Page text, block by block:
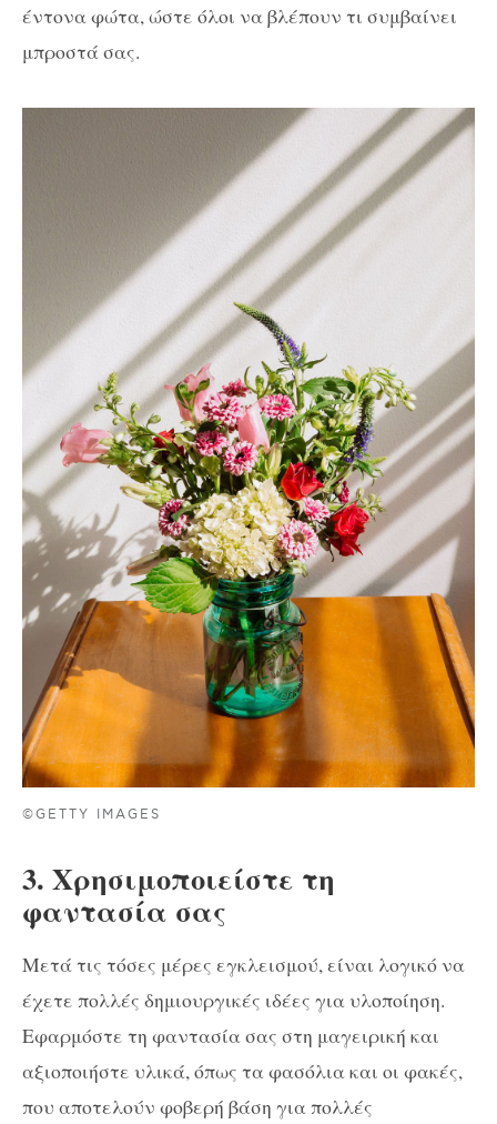
έντονα φώτα, ώστε όλοι να βλέπουν τι συμβαίνει
μπροστά σας.
©GETTY IMAGES
3. Χρησιμοποιείστε τη
φαντασία σας
Μετά τις τόσες μέρες εγκλεισμού, είναι λογικό να
έχετε πολλές δημιουργικές ιδέες για υλοποίηση.
Εφαρμόστε τη φαντασία σας στη μαγειρική και
αξιοποιήστε υλικά, όπως τα φασόλια και οι φακές,
που αποτελούν φοβερή βάση για πολλές